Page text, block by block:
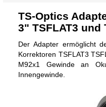
TS-Optics
3" TSFLAT3 und
Der Adapter ermöglicht
Korrektoren TSFLAT3
M92x1 Gewinde an
Innengewinde.